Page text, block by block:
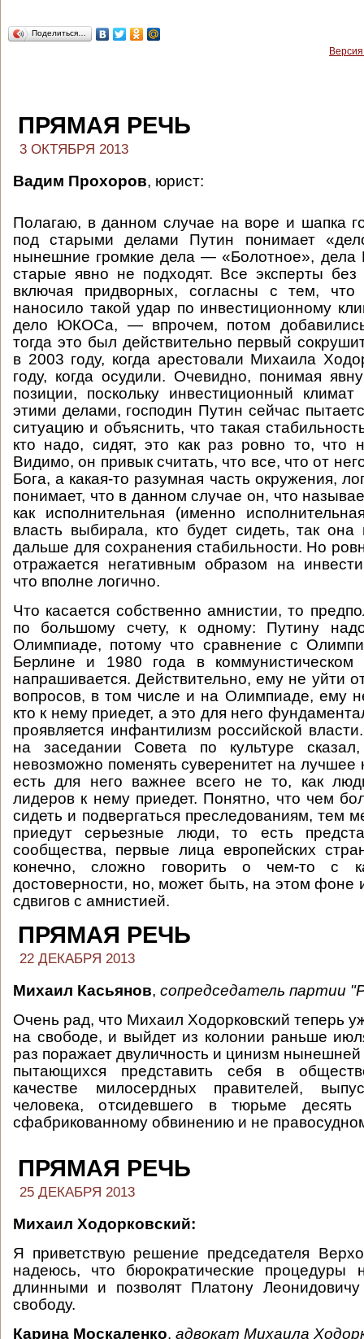
Поделиться…
ПРЯМАЯ РЕЧЬ
3 ОКТЯБРЯ 2013
Вадим Прохоров, юрист:
Полагаю, в данном случае на воре и шапка
под старыми делами Путин понимает
нынешние громкие дела — «Болотное», дела
старые явно не подходят. Все эксперты
включая придворных, согласны с тем,
наносило такой удар по инвестиционному
дело ЮКОСа, — впрочем, потом
тогда это был действительно первый
в 2003 году, когда арестовали Михаила
году, когда осудили. Очевидно, понимая
позиции, поскольку инвестиционный
этими делами, господин Путин сейчас
ситуацию и объяснить, что такая
кто надо, сидят, это как раз ровно то, что
Видимо, он привык считать, что все, что от
Бога, а какая-то разумная часть окружения,
понимает, что в данном случае он, что
как исполнительная (именно
власть выбирала, кто будет сидеть, так она
дальше для сохранения стабильности. Но
отражается негативным образом на
что вполне логично.
Что касается собственно амнистии, то
по большому счету, к одному: Путину
Олимпиаде, потому что сравнение с
Берлине и 1980 года в коммунистическом
напрашивается. Действительно, ему не уйти
вопросов, в том числе и на Олимпиаде, ему
кто к нему приедет, а это для него
проявляется инфантилизм российской
на заседании Совета по культуре
невозможно поменять суверенитет на лучшее
есть для него важнее всего не то, как
лидеров к нему приедет. Понятно, что чем
сидеть и подвергаться преследованиям, тем
приедут серьезные люди, то есть
сообщества, первые лица европейских
конечно, сложно говорить о чем-то с
достоверности, но, может быть, на этом фоне
сдвигов с амнистией.
ПРЯМАЯ РЕЧЬ
22 ДЕКАБРЯ 2013
Михаил Касьянов, сопредседатель партии
Очень рад, что Михаил Ходорковский теперь
на свободе, и выйдет из колонии раньше
раз поражает двуличность и цинизм нынешней
пытающихся представить себя в
качестве милосердных правителей,
человека, отсидевшего в тюрьме
сфабрикованному обвинению и не
ПРЯМАЯ РЕЧЬ
25 ДЕКАБРЯ 2013
Михаил Ходорковский:
Я приветствую решение председателя
надеюсь, что бюрократические процедуры
длинными и позволят Платону
свободу.
Карина Москаленко, адвокат Михаила